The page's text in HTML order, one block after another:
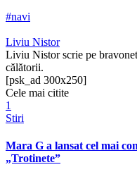
#navi
Liviu Nistor
Liviu Nistor scrie pe
călătorii.
[psk_ad 300x250]
Cele mai citite
1
Stiri
Mara G a lansat cel mai
„Trotinete”